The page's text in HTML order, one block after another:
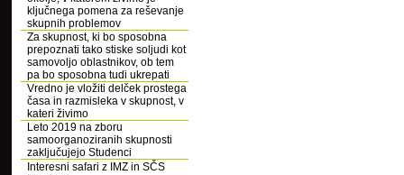
ključnega pomena za reševanje
skupnih problemov
Za skupnost, ki bo sposobna
prepoznati tako stiske soljudi kot
samovoljo oblastnikov, ob tem
pa bo sposobna tudi ukrepati
Vredno je vložiti delček prostega
časa in razmisleka v skupnost, v
kateri živimo
Leto 2019 na zboru
samoorganoziranih skupnosti
zaključujejo Studenci
Interesni safari z IMZ in SČS